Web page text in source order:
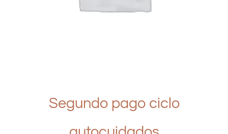
Segundo pago ciclo